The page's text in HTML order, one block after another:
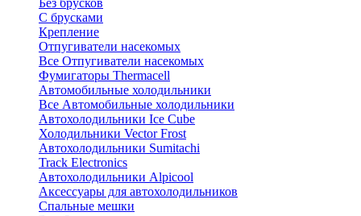
Без брусков
С брусками
Крепление
Отпугиватели насекомых
Все Отпугиватели насекомых
Фумигаторы Thermacell
Автомобильные холодильники
Все Автомобильные холодильники
Автохолодильники Ice Cube
Холодильники Vector Frost
Автохолодильники Sumitachi
Track Electronics
Автохолодильники Alpicool
Аксессуары для автохолодильников
Спальные мешки